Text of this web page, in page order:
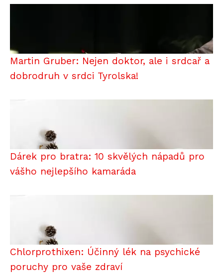
Martin Gruber: Nejen doktor, ale i srdcař a
dobrodruh v srdci Tyrolska!
Dárek pro bratra: 10 skvělých nápadů pro
vášho nejlepšího kamaráda
Chlorprothixen: Účinný lék na psychické
poruchy pro vaše zdraví